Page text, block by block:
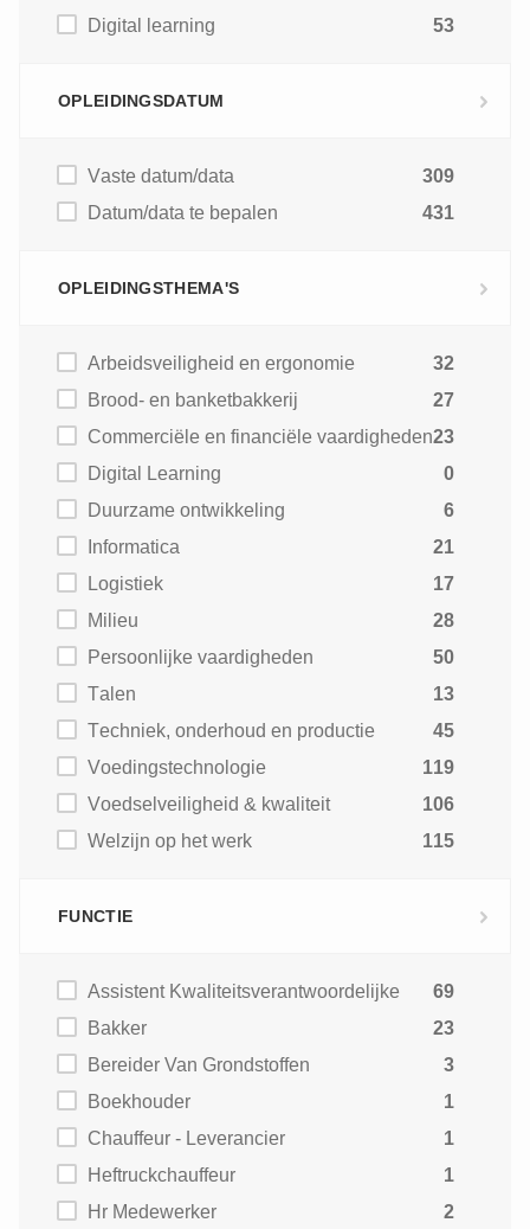
Digital learning
53
OPLEIDINGSDATUM
Vaste datum/data
309
Datum/data te bepalen
431
OPLEIDINGSTHEMA'S
Arbeidsveiligheid en ergonomie
32
Brood- en banketbakkerij
27
Commerciële en financiële vaardigheden23
Digital Learning
0
Duurzame ontwikkeling
6
Informatica
21
Logistiek
17
Milieu
28
Persoonlijke vaardigheden
50
Talen
13
Techniek, onderhoud en productie
45
Voedingstechnologie
119
Voedselveiligheid & kwaliteit
106
Welzijn op het werk
115
FUNCTIE
Assistent Kwaliteitsverantwoordelijke
69
Bakker
23
Bereider Van Grondstoffen
3
Boekhouder
1
Chauffeur - Leverancier
1
Heftruckchauffeur
1
Hr Medewerker
2